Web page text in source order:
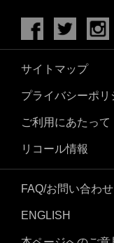
サイトマップ
プライバシーポリ
ご利用にあたって
リコール情報
FAQ/お問い合わせ
ENGLISH